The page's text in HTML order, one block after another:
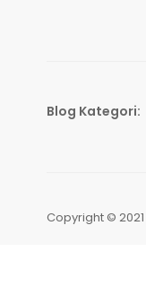
Blog Kategori:
Copyright © 2021